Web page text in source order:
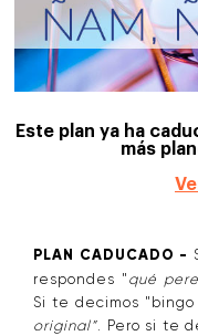
Este plan ya ha
más
PLAN CADUCADO -
respondes " qué
Si te decimos
original” . Pero si te